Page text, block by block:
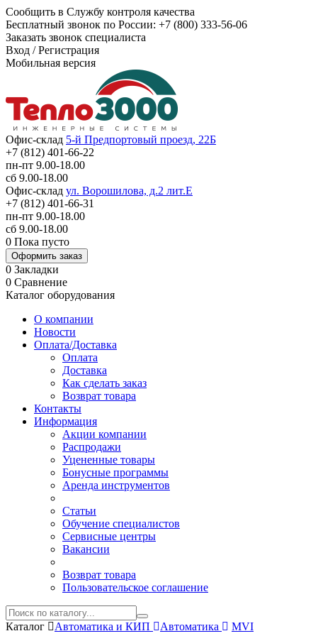
Сообщить в Службу контроля качества
Бесплатный звонок по России: +7 (800) 333-56-06
Заказать звонок специалиста
Вход /Регистрация
Мобильная версия
Офис-склад 5-й Предпортовый проезд, 22Б
+7 (812) 401-66-22
пн-пт 9.00-18.00
сб 9.00-18.00
Офис-склад ул. Ворошилова, д.2 лит.Е
+7 (812) 401-66-31
пн-пт 9.00-18.00
сб 9.00-18.00
0 Пока пусто
Оформить заказ
0 Закладки
0 Сравнение
Каталог оборудования
О компании
Новости
Оплата/Доставка
Оплата
Доставка
Как сделать заказ
Возврат товара
Контакты
Информация
Акции компании
Распродажи
Уцененные товары
Бонусные программы
Аренда инструментов
Статьи
Обучение специалистов
Сервисные центры
Вакансии
Возврат товара
Пользовательское соглашение
Каталог Автоматика и КИП Автоматика MVI